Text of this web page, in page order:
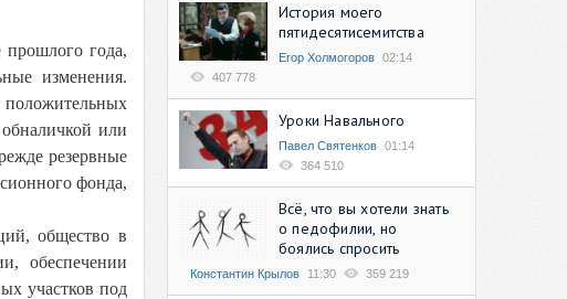
прошлого года,
изменения.
или
резервные
фонда,
общество в
обеспечении
участков под
История моего
пятидесятисемитства
Егор Холмогоров 02:14
407 778
Уроки Навального
Павел Святенков 01:14
364 510
Всё, что вы хотели знать
о педофилии, но
боялись спросить
Константин Крылов 11:30 359 219